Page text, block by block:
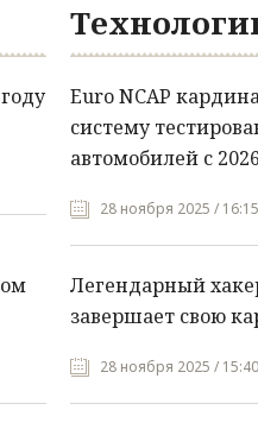
Euro NCAP
систему
автомобилей с
28 ноября 2025 / 16:15
Легендарный
завершает свою
28 ноября 2025 / 15:40